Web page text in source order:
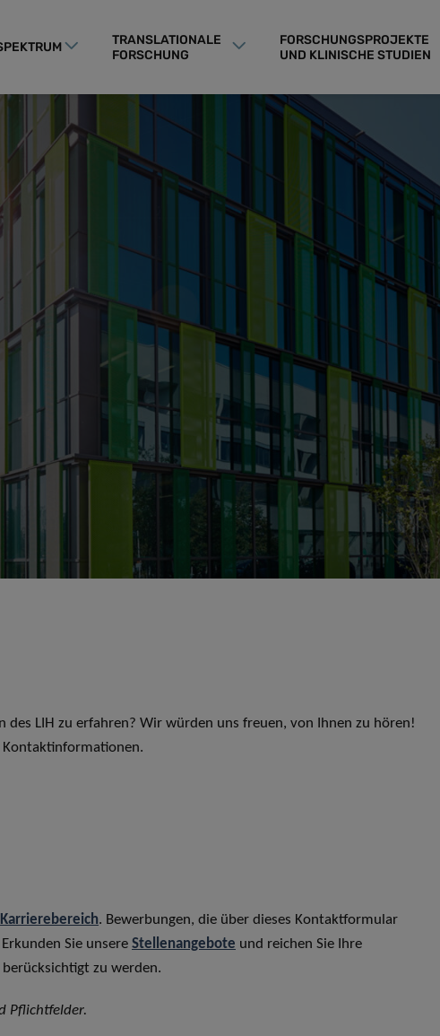
TRANSLATIONALE
FORSCHUNG
FORSCHUNGSPROJEKTE
UND KLINISCHE STUDIEN
LIH zu erfahren? Wir würden uns freuen, von Ihnen zu hören!
Kontaktinformationen.
Karrierebereich. Bewerbungen, die über dieses Kontaktformular
Sie unsere Stellenangebote und reichen Sie Ihre
zu werden.
Pflichtfelder.